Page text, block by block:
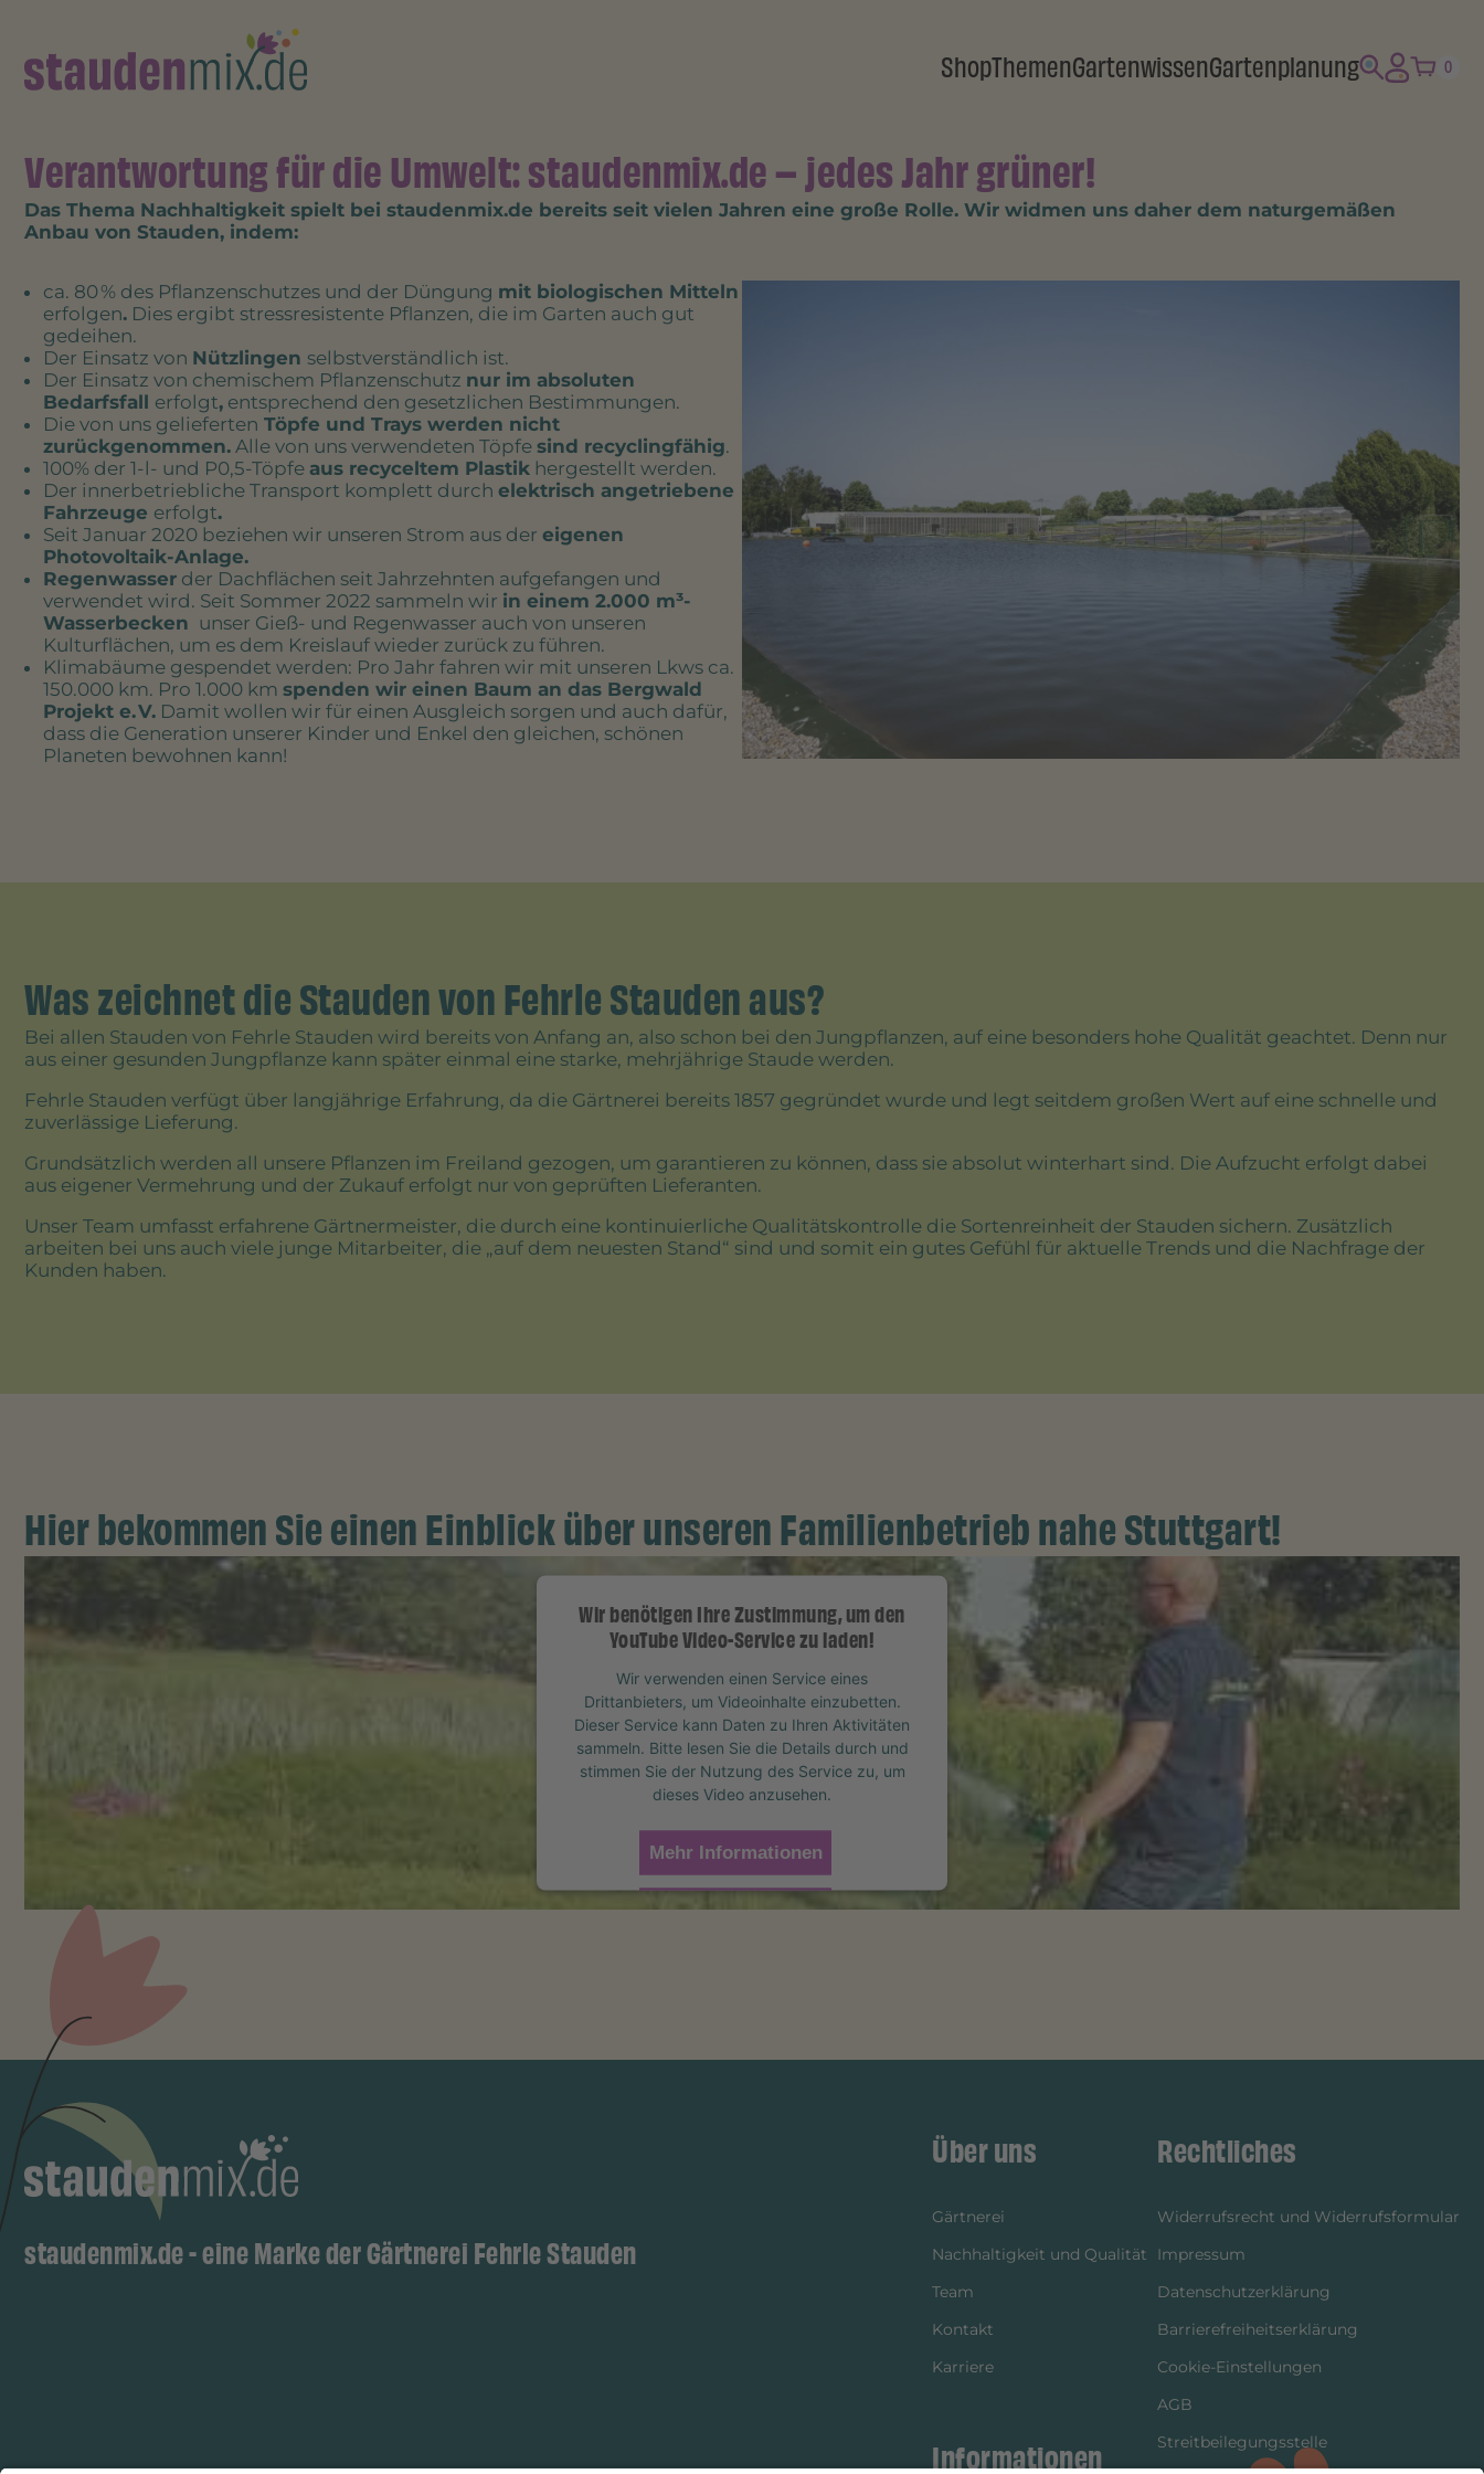
ShopThemenGartenwissenGartenplanung 0
Verantwortung für die Umwelt: staudenmix.de – jedes Jahr grüner!
Das Thema Nachhaltigkeit spielt bei staudenmix.de bereits seit vielen Jahren eine große Rolle. Wir widmen uns daher dem naturgemäßen
Anbau von Stauden, indem:
ca. 80 % des Pflanzenschutzes und der Düngung mit biologischen Mitteln
erfolgen. Dies ergibt stressresistente Pflanzen, die im Garten auch gut
gedeihen.
Der Einsatz von Nützlingen selbstverständlich ist.
Der Einsatz von chemischem Pflanzenschutz nur im absoluten
Bedarfsfall erfolgt, entsprechend den gesetzlichen Bestimmungen.
Die von uns gelieferten Töpfe und Trays werden nicht
zurückgenommen. Alle von uns verwendeten Töpfe sind recyclingfähig.
100% der 1-l- und P0,5-Töpfe aus recyceltem Plastik hergestellt werden.
Der innerbetriebliche Transport komplett durch elektrisch angetriebene
Fahrzeuge erfolgt.
Seit Januar 2020 beziehen wir unseren Strom aus der eigenen
Photovoltaik-Anlage.
Regenwasser der Dachflächen seit Jahrzehnten aufgefangen und
verwendet wird. Seit Sommer 2022 sammeln wir in einem 2.000 m³-
Wasserbecken unser Gieß- und Regenwasser auch von unseren
Kulturflächen, um es dem Kreislauf wieder zurück zu führen.
Klimabäume gespendet werden: Pro Jahr fahren wir mit unseren Lkws ca.
150.000 km. Pro 1.000 km spenden wir einen Baum an das Bergwald
Projekt e. V. Damit wollen wir für einen Ausgleich sorgen und auch dafür,
dass die Generation unserer Kinder und Enkel den gleichen, schönen
Planeten bewohnen kann!
Was zeichnet die Stauden von Fehrle Stauden aus?
Bei allen Stauden von Fehrle Stauden wird bereits von Anfang an, also schon bei den Jungpflanzen, auf eine besonders hohe Qualität geachtet. Denn nur
aus einer gesunden Jungpflanze kann später einmal eine starke, mehrjährige Staude werden.
Fehrle Stauden verfügt über langjährige Erfahrung, da die Gärtnerei bereits 1857 gegründet wurde und legt seitdem großen Wert auf eine schnelle und
zuverlässige Lieferung.
Grundsätzlich werden all unsere Pflanzen im Freiland gezogen, um garantieren zu können, dass sie absolut winterhart sind. Die Aufzucht erfolgt dabei
aus eigener Vermehrung und der Zukauf erfolgt nur von geprüften Lieferanten.
Unser Team umfasst erfahrene Gärtnermeister, die durch eine kontinuierliche Qualitätskontrolle die Sortenreinheit der Stauden sichern. Zusätzlich
arbeiten bei uns auch viele junge Mitarbeiter, die „auf dem neuesten Stand“ sind und somit ein gutes Gefühl für aktuelle Trends und die Nachfrage der
Kunden haben.
Hier bekommen Sie einen Einblick über unseren Familienbetrieb nahe Stuttgart!
Wir benötigen Ihre Zustimmung, um den
YouTube Video-Service zu laden!
Wir verwenden einen Service eines
Drittanbieters, um Videoinhalte einzubetten.
Dieser Service kann Daten zu Ihren Aktivitäten
sammeln. Bitte lesen Sie die Details durch und
stimmen Sie der Nutzung des Service zu, um
dieses Video anzusehen.
Mehr Informationen
Akzeptieren
staudenmix.de - eine Marke der Gärtnerei Fehrle Stauden
Über uns
Gärtnerei
Nachhaltigkeit und Qualität
Team
Kontakt
Karriere
Informationen
Rechtliches
Widerrufsrecht und Widerrufsformular
Impressum
Datenschutzerklärung
Barrierefreiheitserklärung
Cookie-Einstellungen
AGB
Streitbeilegungsstelle